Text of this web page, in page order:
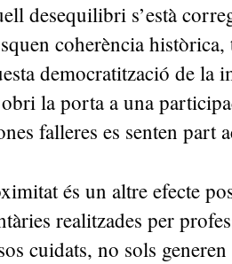
desequilibri s’està
coherència històrica,
democratització de la
la porta a una
falleres es senten part
és un altre efecte
realitzades per
cuidats, no sols